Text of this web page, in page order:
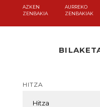
AZKEN
ZENBAKIA
AURREKO
ZENBAKIAK
HITZA